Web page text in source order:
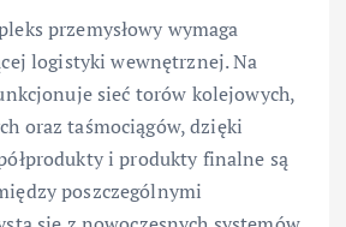
przemysłowy wymaga
logistyki wewnętrznej. Na
sieć torów kolejowych,
oraz taśmociągów, dzięki
i produkty finalne są
poszczególnymi